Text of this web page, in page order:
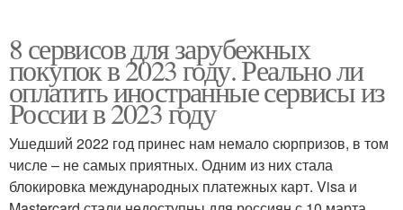
8 сервисов для зарубежных
покупок в 2023 году. Реально ли
оплатить иностранные сервисы из
России в 2023 году
Ушедший 2022 год принес нам немало сюрпризов, в том
числе – не самых приятных. Одним из них стала
блокировка международных платежных карт. Visa и